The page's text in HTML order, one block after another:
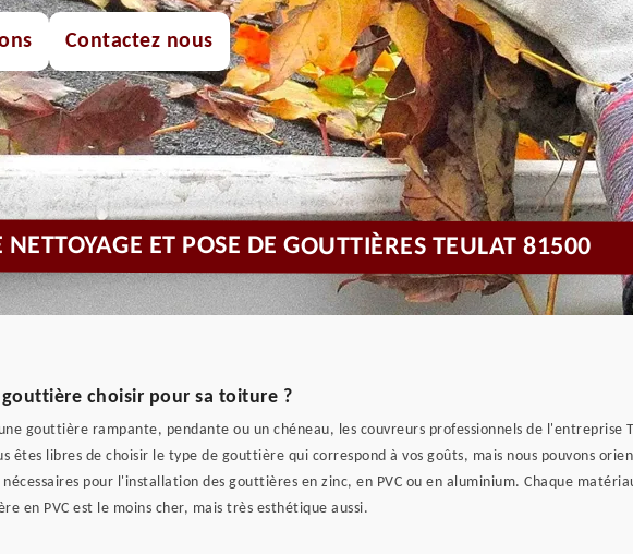
Contactez nous
NETTOYAGE ET POSE DE GOUTTIÈRES TEULAT 81500
choisir pour sa toiture ?
gouttière rampante, pendante ou un chéneau, les couvreurs professionnels de
êtes libres de choisir le type de gouttière qui correspond à vos goûts, mais nous pouvons
nécessaires pour l'installation des gouttières en zinc, en PVC ou en aluminium. Chaque
en PVC est le moins cher, mais très esthétique aussi.